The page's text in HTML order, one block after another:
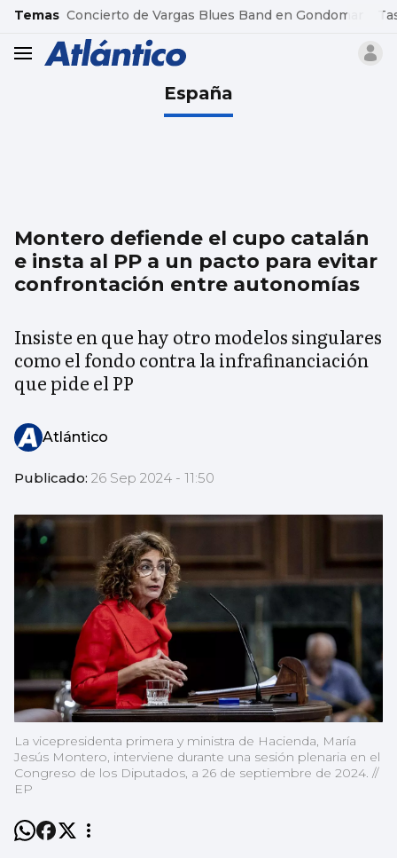
common.go-to-content
Temas Concierto de Vargas Blues Band en Gondomar
header.menu.open
España
Montero defiende el cupo catalán
e insta al PP a un pacto para evitar
confrontación entre autonomías
Insiste en que hay otro modelos singulares
como el fondo contra la infrafinanciación
que pide el PP
Atlántico
Publicado: 26 Sep 2024 - 11:50
La vicepresidenta primera y ministra de Hacienda, María
Jesús Montero, interviene durante una sesión plenaria en el
Congreso de los Diputados, a 26 de septiembre de 2024. //
EP